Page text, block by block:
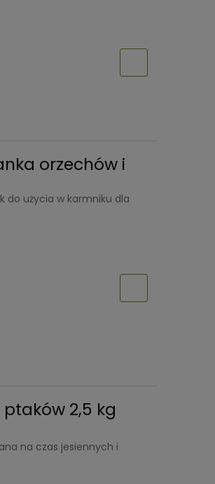
orzechów i
do użycia w karmniku dla
2,5 kg
na czas jesiennych i